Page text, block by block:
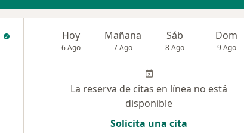
Hoy
6 Ago
Mañana
7 Ago
Sáb
8 Ago
Dom
9 Ago
La reserva de citas en línea no está
disponible
Solicita una cita